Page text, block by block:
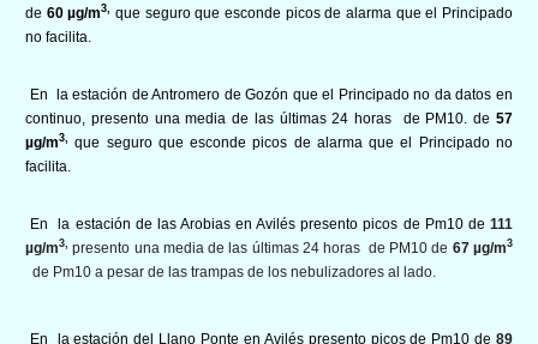
de 60 µg/m3, que seguro que esconde picos de alarma que el Principado
no facilita.
En la estación de Antromero de Gozón que el Principado no da datos en
continuo, presento una media de las últimas 24 horas de PM10. de 57
µg/m3, que seguro que esconde picos de alarma que el Principado no
facilita.
En la estación de las Arobias en Avilés presento picos de Pm10 de 111
µg/m3, presento una media de las últimas 24 horas de PM10 de 67 µg/m3
de Pm10 a pesar de las trampas de los nebulizadores al lado.
En la estación del Llano Ponte en Avilés presento picos de Pm10 de 89